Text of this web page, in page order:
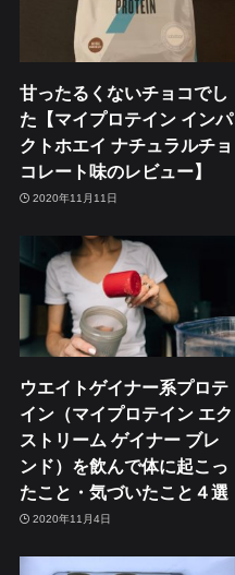
甘ったるくないチョコでし
た【マイプロテイン インパ
クトホエイ ナチュラルチョ
コレート味のレビュー】
2020年11月11日
ウエイトゲイナー系プロテ
イン（マイプロテイン エク
ストリーム ゲイナー ブレ
ンド）を飲んで体に起こっ
たこと・気づいたこと４選
2020年11月4日